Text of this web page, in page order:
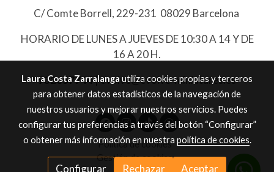
C/ Comte Borrell, 229-231 08029 Barcelona
HORARIO DE LUNES A JUEVES DE 10:30 A 14 Y DE
16 A 20 H.
932657744|evolve@evolve-miniatures.es
Política de cookies
Gestión de cookies
Laura Costa Zarralanga utiliza cookies propias y terceros
para obtener datos estadísticos de la navegación de
nuestros usuarios y mejorar nuestros servicios. Puedes
configurar tus preferencias a través del botón “Configurar”
o obtener más información en nuestra política de cookies.
Configurar Rechazar Aceptar